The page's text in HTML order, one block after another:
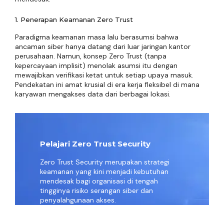
1. Penerapan Keamanan Zero Trust
Paradigma keamanan masa lalu berasumsi bahwa
ancaman siber hanya datang dari luar jaringan kantor
perusahaan. Namun, konsep Zero Trust (tanpa
kepercayaan implisit) menolak asumsi itu dengan
mewajibkan verifikasi ketat untuk setiap upaya masuk.
Pendekatan ini amat krusial di era kerja fleksibel di mana
karyawan mengakses data dari berbagai lokasi.
Pelajari Zero Trust Security
Zero Trust Security merupakan strategi
keamanan yang kini menjadi kebutuhan
mendesak bagi organisasi di tengah
tingginya risiko serangan siber dan
penyalahgunaan akses.